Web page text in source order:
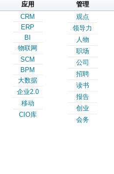
应用
CRM
ERP
BI
物联网
SCM
BPM
大数据
企业2.0
移动
CIO库
管理
观点
领导力
人物
职场
公司
招聘
读书
报告
创业
会务